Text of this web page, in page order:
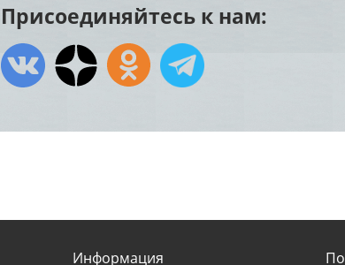
Присоединяйтесь к нам:
Информация